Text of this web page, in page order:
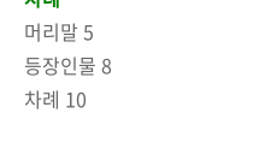
머리말 5
등장인물 8
차례 10